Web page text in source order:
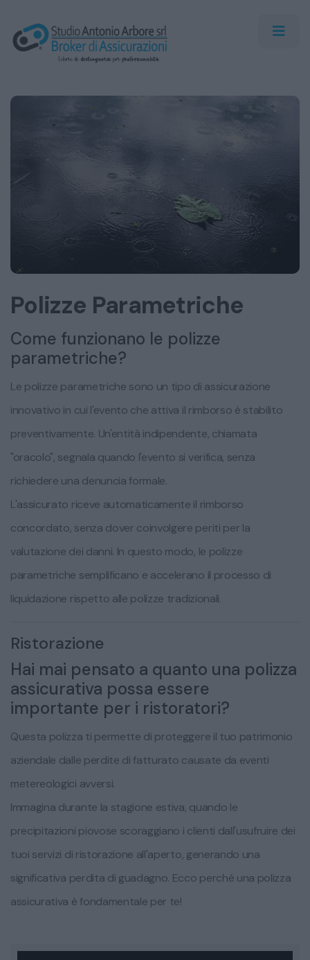
Polizze Parametriche
Come funzionano le polizze
parametriche?
Le polizze parametriche sono un tipo di assicurazione
innovativo in cui l'evento che attiva il rimborso è stabilito
preventivamente. Un'entità indipendente, chiamata
"oracolo", segnala quando l'evento si verifica, senza
richiedere una denuncia formale.
L'assicurato riceve automaticamente il rimborso
concordato, senza dover coinvolgere periti per la
valutazione dei danni. In questo modo, le polizze
parametriche semplificano e accelerano il processo di
liquidazione rispetto alle polizze tradizionali.
Ristorazione
Hai mai pensato a quanto una polizza
assicurativa possa essere
importante per i ristoratori?
Questa polizza ti permette di proteggere il tuo patrimonio
aziendale dalle perdite di fatturato causate da eventi
metereologici avversi.
Immagina durante la stagione estiva, quando le
precipitazioni piovose scoraggiano i clienti dall'usufruire dei
tuoi servizi di ristorazione all'aperto, generando una
significativa perdita di guadagno. Ecco perché una polizza
assicurativa è fondamentale per te!